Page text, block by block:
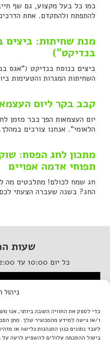
כדי לספק את החוויה הטובה ביותר, אנו
ו/או גישה למידע מהמכשיר שלך. מתן
לעבד נתונים כגון התנהגות גלישה או
ביטול ההסכמה עלולים להשפיע לרעה על
כמו כל בעל מקצוע, גם שף
להתפתח ולהתקדם. אחת
מנת שחיתות: ביצים
בנדיקט")
ביצים בנוסח בנדיקט ("אגס
השחיתות המגרות והטעימות
קבב בקר ליום
יום העצמאות הפך כבר מזמן
הלאומי". אנחנו צורכים
מתכון לחג הפסח:
תפוחי אדמה אפויים
חג שמח לכולם! מתלבטים מה
החג? בשנה שעברה הצעתי לכם
שעות
כל יום 10:00 עד 22:00 (עד ללקוח האחרון)
המסעדה נגישה לנכים
מתחם
טל. 03-933-1922